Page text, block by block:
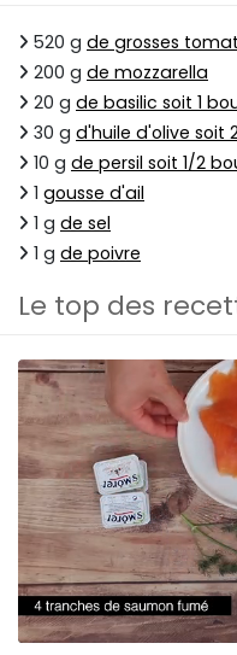
520 g de grosses
200 g de mozzarella
20 g de basilic soit 1
30 g d'huile d'olive soit
10 g de persil soit 1/2
1 gousse d'ail
1 g de sel
1 g de poivre
Le top des